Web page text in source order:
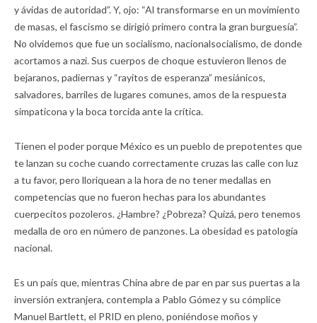
y ávidas de autoridad”. Y, ojo: “Al transformarse en un movimiento
de masas, el fascismo se dirigió primero contra la gran burguesía”.
No olvidemos que fue un socialismo, nacionalsocialismo, de donde
acortamos a nazi. Sus cuerpos de choque estuvieron llenos de
bejaranos, padiernas y “rayitos de esperanza” mesiánicos,
salvadores, barriles de lugares comunes, amos de la respuesta
simpaticona y la boca torcida ante la crítica.
Tienen el poder porque México es un pueblo de prepotentes que
te lanzan su coche cuando correctamente cruzas las calle con luz
a tu favor, pero lloriquean a la hora de no tener medallas en
competencias que no fueron hechas para los abundantes
cuerpecitos pozoleros. ¿Hambre? ¿Pobreza? Quizá, pero tenemos
medalla de oro en número de panzones. La obesidad es patología
nacional.
Es un país que, mientras China abre de par en par sus puertas a la
inversión extranjera, contempla a Pablo Gómez y su cómplice
Manuel Bartlett, el PRID en pleno, poniéndose moños y